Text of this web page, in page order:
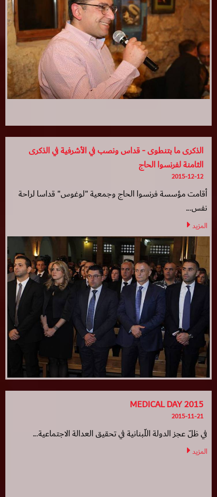
الذكرى ما بتنطوى - قداس ونصب في الأشرفية في الذكرى
الثامنة لفرنسوا الحاج
2015-12-12
أقامت مؤسسة فرنسوا الحاج وجمعية "لوغوس" قداسا لراحة
نفس...
المزيد
MEDICAL DAY 2015
2015-11-21
في ظلّ عجز الدولة اللّبنانية في تحقيق العدالة الاجتماعية...
المزيد